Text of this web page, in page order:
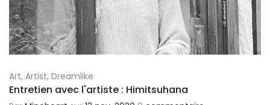
Art, Artist, Dreamlike
Entretien avec l'artiste : Himitsuhana